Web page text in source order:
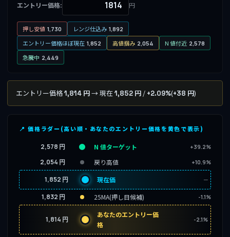
エントリー価格: 円
押し安値 1,730 レンジ仕込み 1,892
エントリー価格ほぼ現在 1,852 高値掴み 2,054 N 値付近 2,578
急騰中 2,449
エントリー価格1,814 円→ 現在1,852 円 / +2.09%(+38 円)
📍 価格ラダー(高い順・あなたのエントリー価格を黄色で表示)
2,578 円 N 値ターゲット +39.2%
2,054 円 戻り高値 +10.9%
1,852 円 現在価 ─
1,832 円 25MA(押し目候補) -1.1%
1,814 円
あなたのエントリー価
格
-2.1%